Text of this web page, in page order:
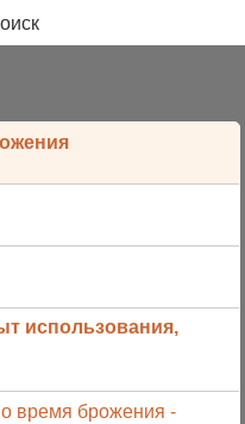
использования,
время брожения -